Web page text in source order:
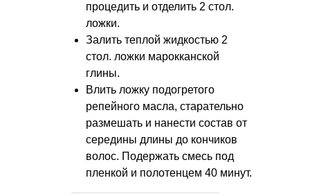
процедить и отделить 2 стол.
ложки.
Залить теплой жидкостью 2
стол. ложки марокканской
глины.
Влить ложку подогретого
репейного масла, старательно
размешать и нанести состав от
середины длины до кончиков
волос. Подержать смесь под
пленкой и полотенцем 40 минут.